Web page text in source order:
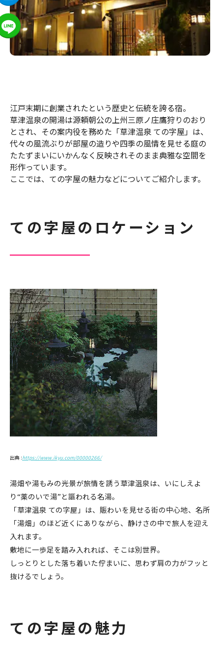
江戸末期に創業されたという歴史と伝統を誇る宿。
草津温泉の開湯は源頼朝公の上州三原ノ庄鷹狩りのおり
とされ、その案内役を務めた「草津温泉 ての字屋」は、
代々の風流ぶりが部屋の造りや四季の風情を見せる庭の
たたずまいにいかんなく反映されそのまま典雅な空間を
形作っています。
ここでは、ての字屋の魅力などについてご紹介します。
ての字屋のロケーション
出典 :https://www.ikyu.com/00000266/
湯畑や湯もみの光景が旅情を誘う草津温泉は、いにしえよ
り“薬のいで湯”と謳われる名湯。
「草津温泉 ての字屋」は、賑わいを見せる街の中心地、名所
「湯畑」のほど近くにありながら、静けさの中で旅人を迎え
入れます。
敷地に一歩足を踏み入れれば、そこは別世界。
しっとりとした落ち着いた佇まいに、思わず肩の力がフッと
抜けるでしょう。
ての字屋の魅力